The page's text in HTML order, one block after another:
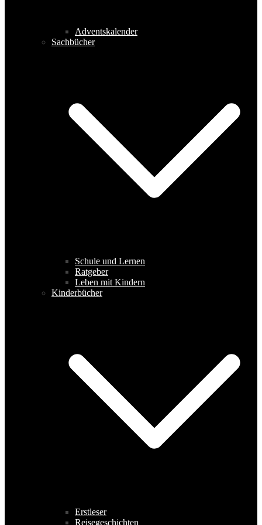
Adventskalender
Sachbücher
Schule und Lernen
Ratgeber
Leben mit Kindern
Kinderbücher
Erstleser
Reisegeschichten